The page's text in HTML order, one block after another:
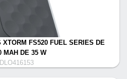
XTORM FS520 FUEL SERIES DE
MAH DE 35 W